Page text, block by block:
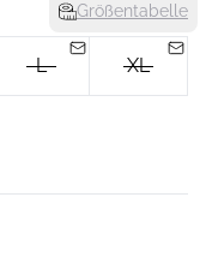
Größentabelle
L XL